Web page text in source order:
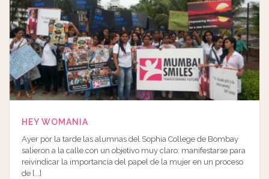
HEY WOMANIA
Ayer por la tarde las alumnas del Sophia College de Bombay
salieron a la calle con un objetivo muy claro: manifestarse para
reivindicar la importancia del papel de la mujer en un proceso
de [...]